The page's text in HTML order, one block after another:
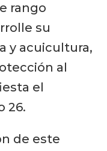
rango
su
y acuicultura,
al
el
26.
de este